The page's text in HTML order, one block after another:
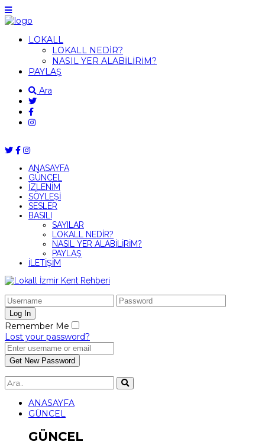
LOKALL
LOKALL NEDİR?
NASIL YER ALABİLİRİM?
PAYLAŞ
Ara
ANASAYFA
GÜNCEL
İZLENİM
SÖYLEŞİ
SESLER
BASILI
SAYILAR
LOKALL NEDİR?
NASIL YER ALABİLİRİM?
PAYLAŞ
İLETİŞİM
Remember Me
Lost your password?
ANASAYFA
GÜNCEL
GÜNCEL